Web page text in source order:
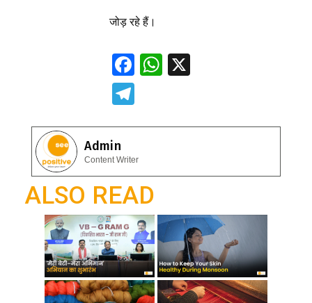
जोड़ रहे हैं।
F
b
o
o
k
W
s
p
gr
a
m
Admin
Content Writer
ALSO READ